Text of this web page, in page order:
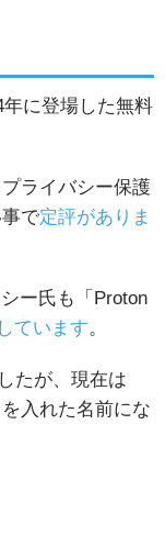
に登場した無料
ライバシー保護
で定評がありま
ー氏も「Proton
ています。
たが、現在は
入れた名前にな